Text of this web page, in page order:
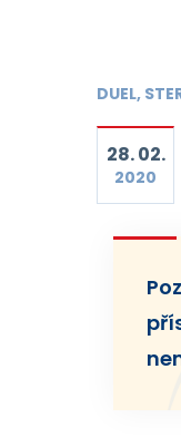
DUEL,
28. 02.
2020